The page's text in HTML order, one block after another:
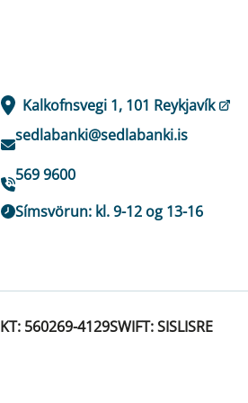
Kalkofnsvegi 1, 101 Reykjavík
sedlabanki@sedlabanki.is
569 9600
Símsvörun: kl. 9-12 og 13-16
KT: 560269-4129SWIFT: SISLISRE